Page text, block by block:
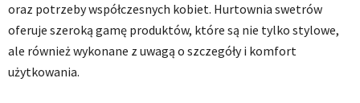
oraz potrzeby współczesnych kobiet. Hurtownia swetrów
oferuje szeroką gamę produktów, które są nie tylko stylowe,
ale również wykonane z uwagą o szczegóły i komfort
użytkowania.